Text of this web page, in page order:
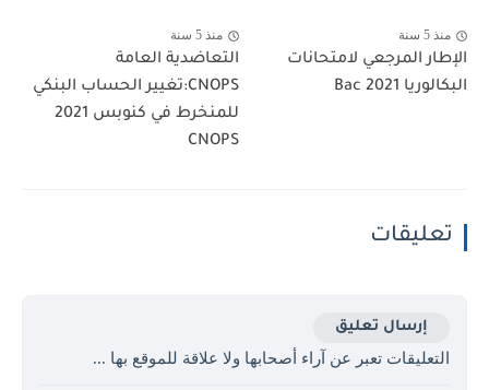
منذ 5 سنة
الإطار المرجعي لامتحانات
البكالوريا 2021 Bac
منذ 5 سنة
التعاضدية العامة
CNOPS:تغيير الحساب البنكي
للمنخرط في كنوبس 2021
CNOPS
تعليقات
إرسال تعليق
التعليقات تعبر عن آراء أصحابها ولا علاقة للموقع بها ...